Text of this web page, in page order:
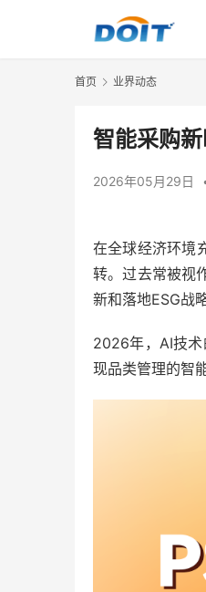
首页 业界动态
智能采购
2026年05月29日
在全球经济环境
转。过去常被视
新和落地ESG战
2026年，AI技术
现品类管理的智